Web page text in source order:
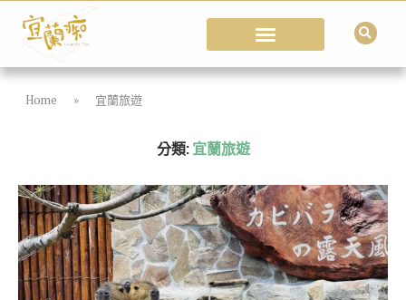
Home » 宜蘭旅遊
分類: 宜蘭旅遊